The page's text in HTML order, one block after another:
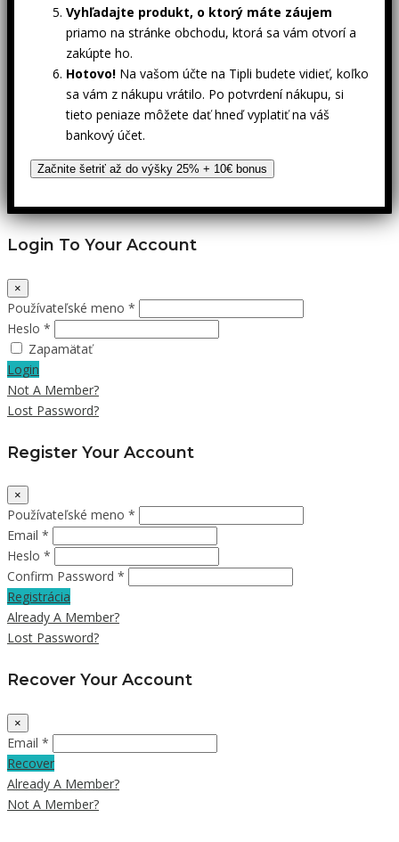
Vyhľadajte produkt, o ktorý máte záujem
priamo na stránke obchodu, ktorá sa vám otvorí a
zakúpte ho.
Hotovo! Na vašom účte na Tipli budete vidieť, koľko
sa vám z nákupu vrátilo. Po potvrdení nákupu, si
tieto peniaze môžete dať hneď vyplatiť na váš
bankový účet.
Začnite šetriť až do výšky 25% + 10€ bonus
Login To Your Account
×
Používateľské meno *
Heslo *
Zapamätať
Login
Not A Member?
Lost Password?
Register Your Account
×
Používateľské meno *
Email *
Heslo *
Confirm Password *
Registrácia
Already A Member?
Lost Password?
Recover Your Account
×
Email *
Recover
Already A Member?
Not A Member?